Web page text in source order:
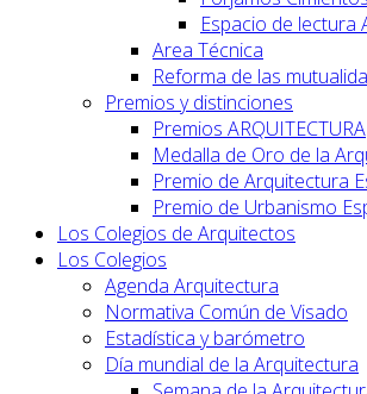
Espacio de lectura
Area Técnica
Reforma de las
Premios y distinciones
Premios ARQUITECTURA
Medalla de Oro de la
Premio de Arquitectura
Premio de Urbanismo
Los Colegios de Arquitectos
Los Colegios
Agenda Arquitectura
Normativa Común de Visado
Estadística y barómetro
Día mundial de la Arquitectura